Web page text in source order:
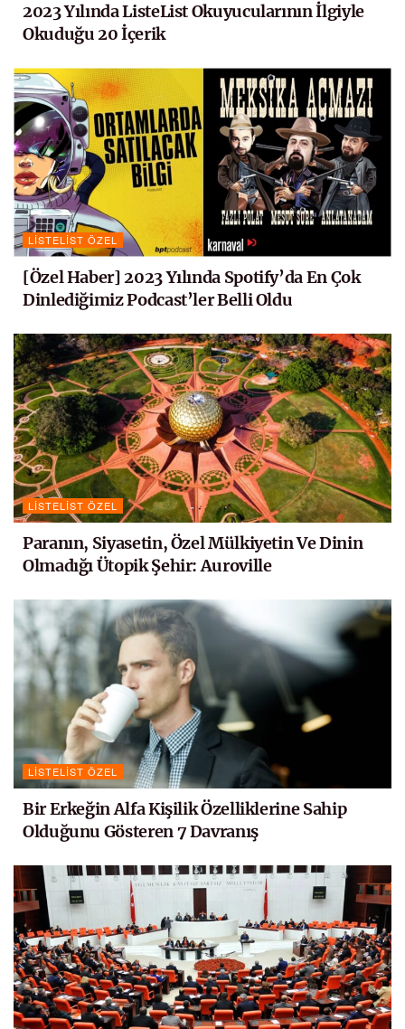
2023 Yılında ListeList Okuyucularının İlgiyle
Okuduğu 20 İçerik
LISTELIST ÖZEL
[Özel Haber] 2023 Yılında Spotify’da En Çok
Dinlediğimiz Podcast’ler Belli Oldu
LISTELIST ÖZEL
Paranın, Siyasetin, Özel Mülkiyetin Ve Dinin
Olmadığı Ütopik Şehir: Auroville
LISTELIST ÖZEL
Bir Erkeğin Alfa Kişilik Özelliklerine Sahip
Olduğunu Gösteren 7 Davranış